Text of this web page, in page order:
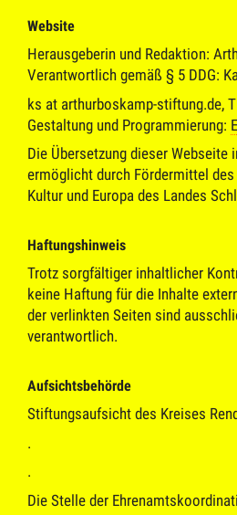
Website
Herausgeberin und Redaktion:
Verantwortlich gemäß § 5 DDG:
ks at arthurboskamp-stiftung.de,
Gestaltung und Programmierung:
Die Übersetzung dieser Webseite
ermöglicht durch Fördermittel
Kultur und Europa des Landes
Haftungshinweis
Trotz sorgfältiger inhaltlicher
keine Haftung für die Inhalte
der verlinkten Seiten sind
verantwortlich.
Aufsichtsbehörde
Stiftungsaufsicht des Kreises
.
.
Die Stelle der